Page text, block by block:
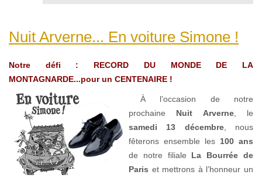
Nuit Arverne... En voiture Simone !
Notre défi : RECORD DU MONDE DE LA
MONTAGNARDE...pour un CENTENAIRE !
À l’occasion de notre
prochaine Nuit Arverne, le
samedi 13 décembre, nous
fêterons ensemble les 100 ans
de notre filiale La Bourrée de
Paris et mettrons à l’honneur un